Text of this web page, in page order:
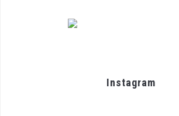
Instagram